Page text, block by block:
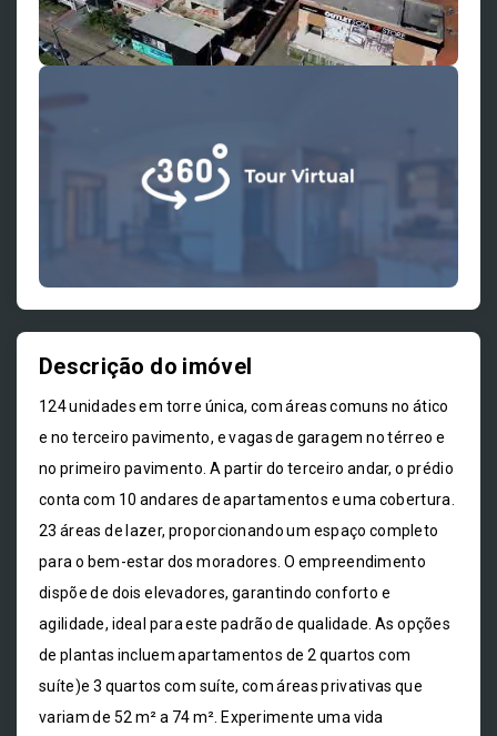
Descrição do imóvel
124 unidades em torre única, com áreas comuns no ático
e no terceiro pavimento, e vagas de garagem no térreo e
no primeiro pavimento. A partir do terceiro andar, o prédio
conta com 10 andares de apartamentos e uma cobertura.
23 áreas de lazer, proporcionando um espaço completo
para o bem-estar dos moradores. O empreendimento
dispõe de dois elevadores, garantindo conforto e
agilidade, ideal para este padrão de qualidade. As opções
de plantas incluem apartamentos de 2 quartos com
suíte)e 3 quartos com suíte, com áreas privativas que
variam de 52 m² a 74 m². Experimente uma vida